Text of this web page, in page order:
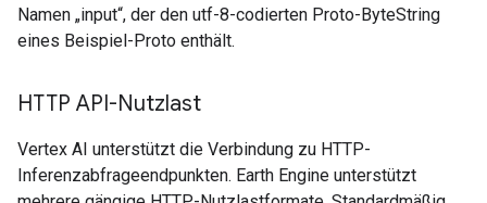
Namen „input“, der den utf-8-codierten Proto-ByteString
eines Beispiel-Proto enthält.
HTTP API-Nutzlast
Vertex AI unterstützt die Verbindung zu HTTP-
Inferenzabfrageendpunkten. Earth Engine unterstützt